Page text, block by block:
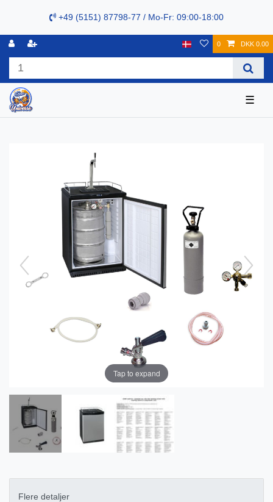
+49 (5151) 87798-77 / Mo-Fr: 09:00-18:00
0 DKK 0.00
☰
Tap to expand
Flere detaljer